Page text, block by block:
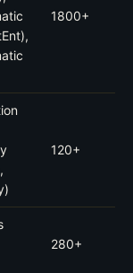
1800+
120+
280+